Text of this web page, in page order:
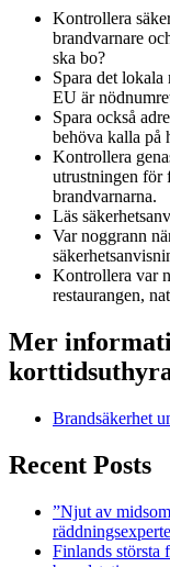
Kontrollera
brandvarnare
ska bo?
Spara det
EU är
Spara också
behöva kalla på
Kontrollera
utrustningen för
brandvarnarna.
Läs
Var noggrann
Kontrollera var
restaurangen,
Mer
Brandsäkerhet
Recent Posts
”Njut av
Finlands största